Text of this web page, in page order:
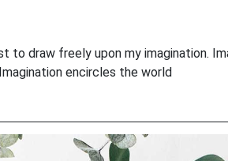
to draw freely upon my imagination.
encircles the world